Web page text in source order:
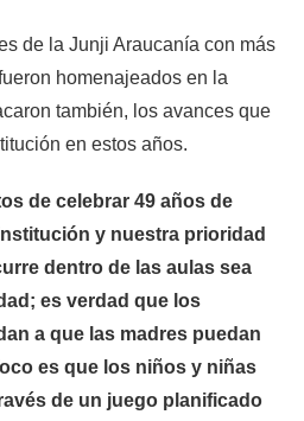
de la Junji Araucanía con más
homenajeados en la
también, los avances que
en estos años.
de celebrar 49 años de
y nuestra prioridad
dentro de las aulas sea
es verdad que los
a que las madres puedan
es que los niños y niñas
de un juego planificado